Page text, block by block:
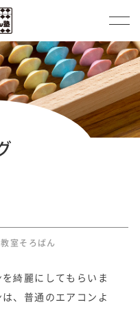
教室そろばん
綺麗にしてもらいま
、普通のエアコンよ